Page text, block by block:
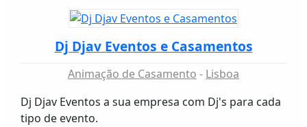
Dj Djav Eventos e Casamentos
Animação de Casamento
Lisboa
Dj Djav Eventos a sua empresa com Dj's para cada
tipo de evento.